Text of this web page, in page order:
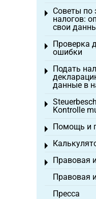
Советы по
налогов:
свои
Toggle menu
Проверка
ошибки
Toggle menu
Подать
данные в
Toggle menu
Kontrolle
Toggle menu
Помощь и
Toggle menu
Toggle menu
Правовая
Toggle menu
Правовая
Пресса